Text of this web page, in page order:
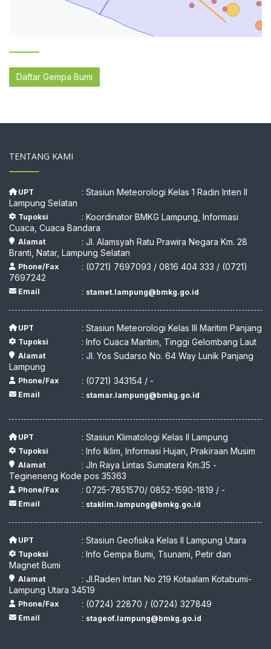
Daftar Gempa Bumi
TENTANG KAMI
UPT
: Stasiun Meteorologi Kelas 1 Radin Inten II
Lampung Selatan
Tupoksi
: Koordinator BMKG Lampung, Informasi
Cuaca, Cuaca Bandara
Alamat
: Jl. Alamsyah Ratu Prawira Negara Km. 28
Branti, Natar, Lampung Selatan
Phone/Fax
: (0721) 7697093 / 0816 404 333 / (0721)
7697242
Email : stamet.lampung@bmkg.go.id
UPT : Stasiun Meteorologi Kelas III Maritim Panjang
Tupoksi : Info Cuaca Maritim, Tinggi Gelombang Laut
Alamat
: Jl. Yos Sudarso No. 64 Way Lunik Panjang
Lampung
Phone/Fax : (0721) 343154 / -
Email : stamar.lampung@bmkg.go.id
UPT : Stasiun Klimatologi Kelas II Lampung
Tupoksi : Info Iklim, Informasi Hujan, Prakiraan Musim
Alamat
: Jln Raya Lintas Sumatera Km.35 -
Tegineneng Kode pos 35363
Phone/Fax : 0725-7851570/ 0852-1590-1819 / -
Email : staklim.lampung@bmkg.go.id
UPT : Stasiun Geofisika Kelas II Lampung Utara
Tupoksi
: Info Gempa Bumi, Tsunami, Petir dan
Magnet Bumi
Alamat
: Jl.Raden Intan No 219 Kotaalam Kotabumi-
Lampung Utara 34519
Phone/Fax : (0724) 22870 / (0724) 327849
Email : stageof.lampung@bmkg.go.id